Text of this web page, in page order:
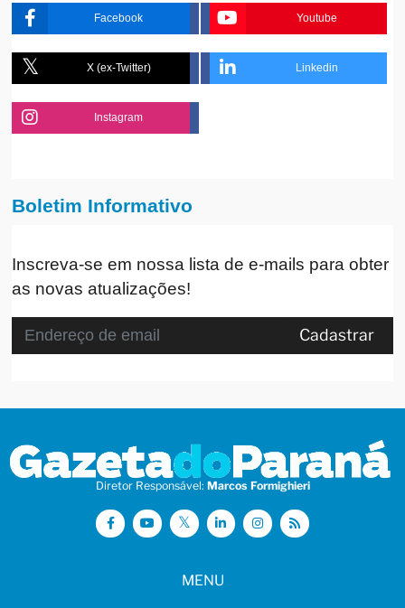
Facebook Youtube
X (ex-Twitter) Linkedin
Instagram
Boletim Informativo
Inscreva-se em nossa lista de e-mails para obter
as novas atualizações!
Cadastrar
Diretor Responsável: Marcos Formighieri
MENU